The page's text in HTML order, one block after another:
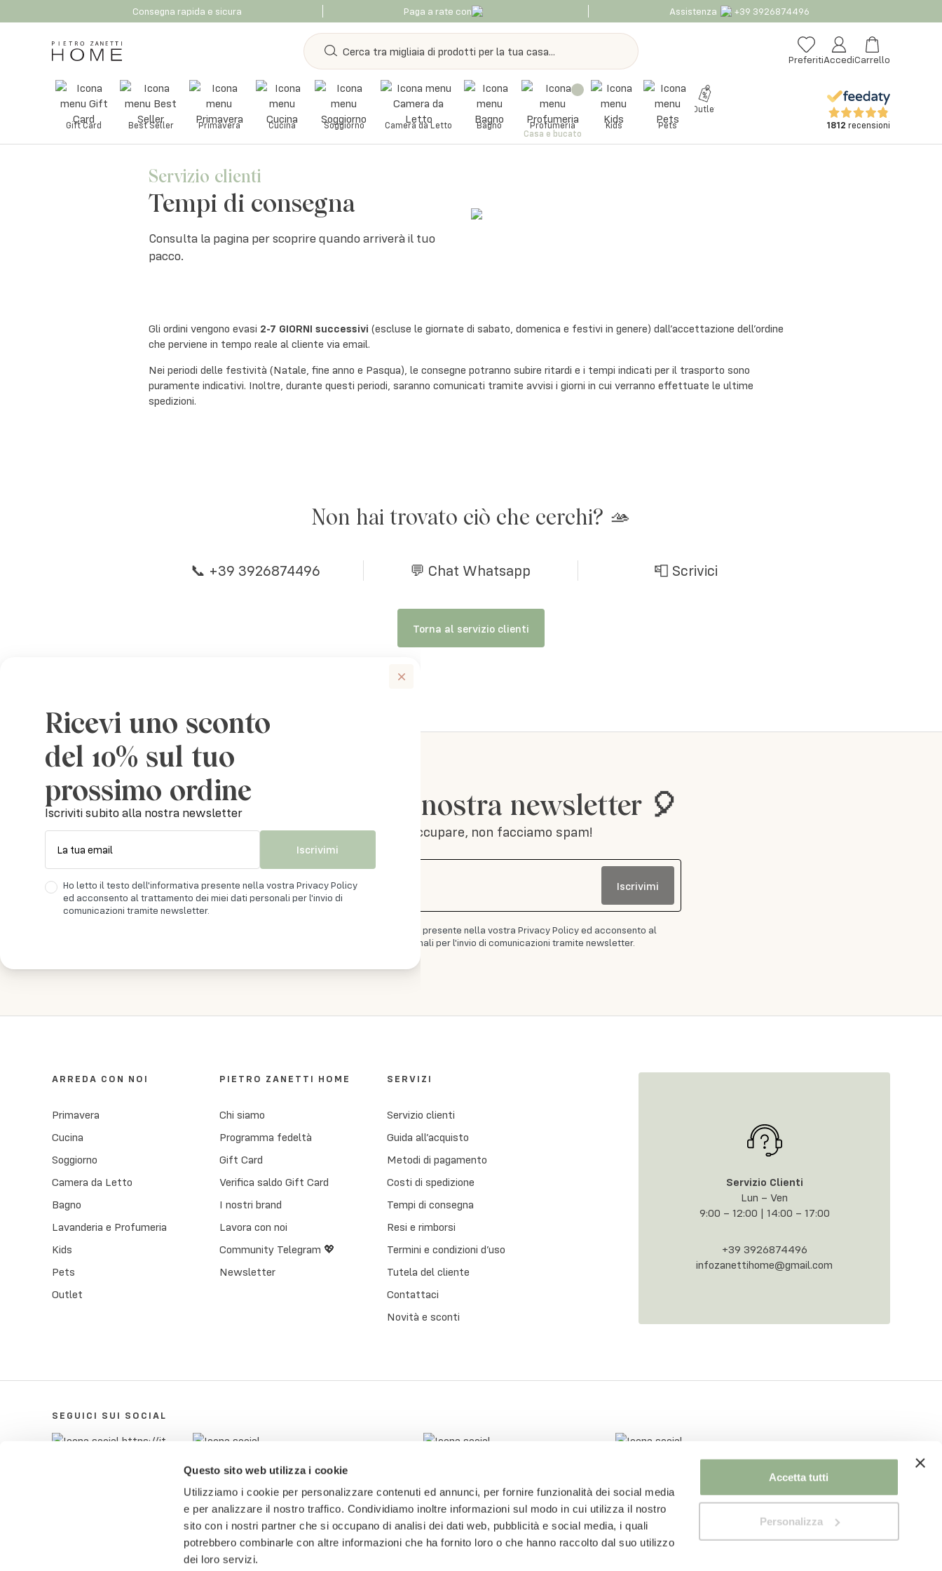
Questo sito web utilizza i cookie
Utilizziamo i cookie per personalizzare contenuti ed annunci, per fornire funzionalità dei social media
e per analizzare il nostro traffico. Condividiamo inoltre informazioni sul modo in cui utilizza il nostro
sito con i nostri partner che si occupano di analisi dei dati web, pubblicità e social media, i quali
potrebbero combinarle con altre informazioni che ha fornito loro o che hanno raccolto dal suo utilizzo
dei loro servizi.
Accetta tutti
Personalizza
Consegna rapida e sicura Paga a rate con Assistenza +39 3926874496
PreferitiAccediCarrello
Gift Card Best Seller Primavera Cucina Soggiorno Camera da Letto Bagno
Casa e bucato
Profumeria Kids Pets
Outlet
1812 recensioni
Servizio clienti
Tempi di consegna
Consulta la pagina per scoprire quando arriverà il tuo
pacco.
Gli ordini vengono evasi 2-7 GIORNI successivi (escluse le giornate di sabato, domenica e festivi in genere) dall’accettazione dell’ordine
che perviene in tempo reale al cliente via email.
Nei periodi delle festività (Natale, fine anno e Pasqua), le consegne potranno subire ritardi e i tempi indicati per il trasporto sono
puramente indicativi. Inoltre, durante questi periodi, saranno comunicati tramite avvisi i giorni in cui verranno effettuate le ultime
spedizioni.
Non hai trovato ciò che cerchi? 🫴
📞 +39 3926874496 💬 Chat Whatsapp 📮 Scrivici
Torna al servizio clienti
Iscriviti alla nostra newsletter 🎈
Non ti preoccupare, non facciamo spam!
La tua email Iscrivimi
Ho letto il testo dell'informativa presente nella vostra Privacy Policy ed acconsento al
trattamento dei miei dati personali per l'invio di comunicazioni tramite newsletter.
ARREDA CON NOI
Primavera
Cucina
Soggiorno
Camera da Letto
Bagno
Lavanderia e Profumeria
Kids
Pets
Outlet
PIETRO ZANETTI HOME
Chi siamo
Programma fedeltà
Gift Card
Verifica saldo Gift Card
I nostri brand
Lavora con noi
Community Telegram 💖
Newsletter
SERVIZI
Servizio clienti
Guida all’acquisto
Metodi di pagamento
Costi di spedizione
Tempi di consegna
Resi e rimborsi
Termini e condizioni d’uso
Tutela del cliente
Contattaci
Novità e sconti
Servizio Clienti
Lun – Ven
9:00 – 12:00 | 14:00 – 17:00
+39 3926874496
infozanettihome@gmail.com
SEGUICI SUI SOCIAL
© 2018-2025 Pietro Zanetti Home di Pietro Zanetti.
Ricevi uno sconto
del 10% sul tuo
prossimo ordine
Iscriviti subito alla nostra newsletter
La tua email Iscrivimi
Ho letto il testo dell'informativa presente nella vostra Privacy Policy
ed acconsento al trattamento dei miei dati personali per l'invio di
comunicazioni tramite newsletter.